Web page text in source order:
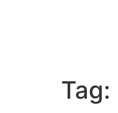
Tag: